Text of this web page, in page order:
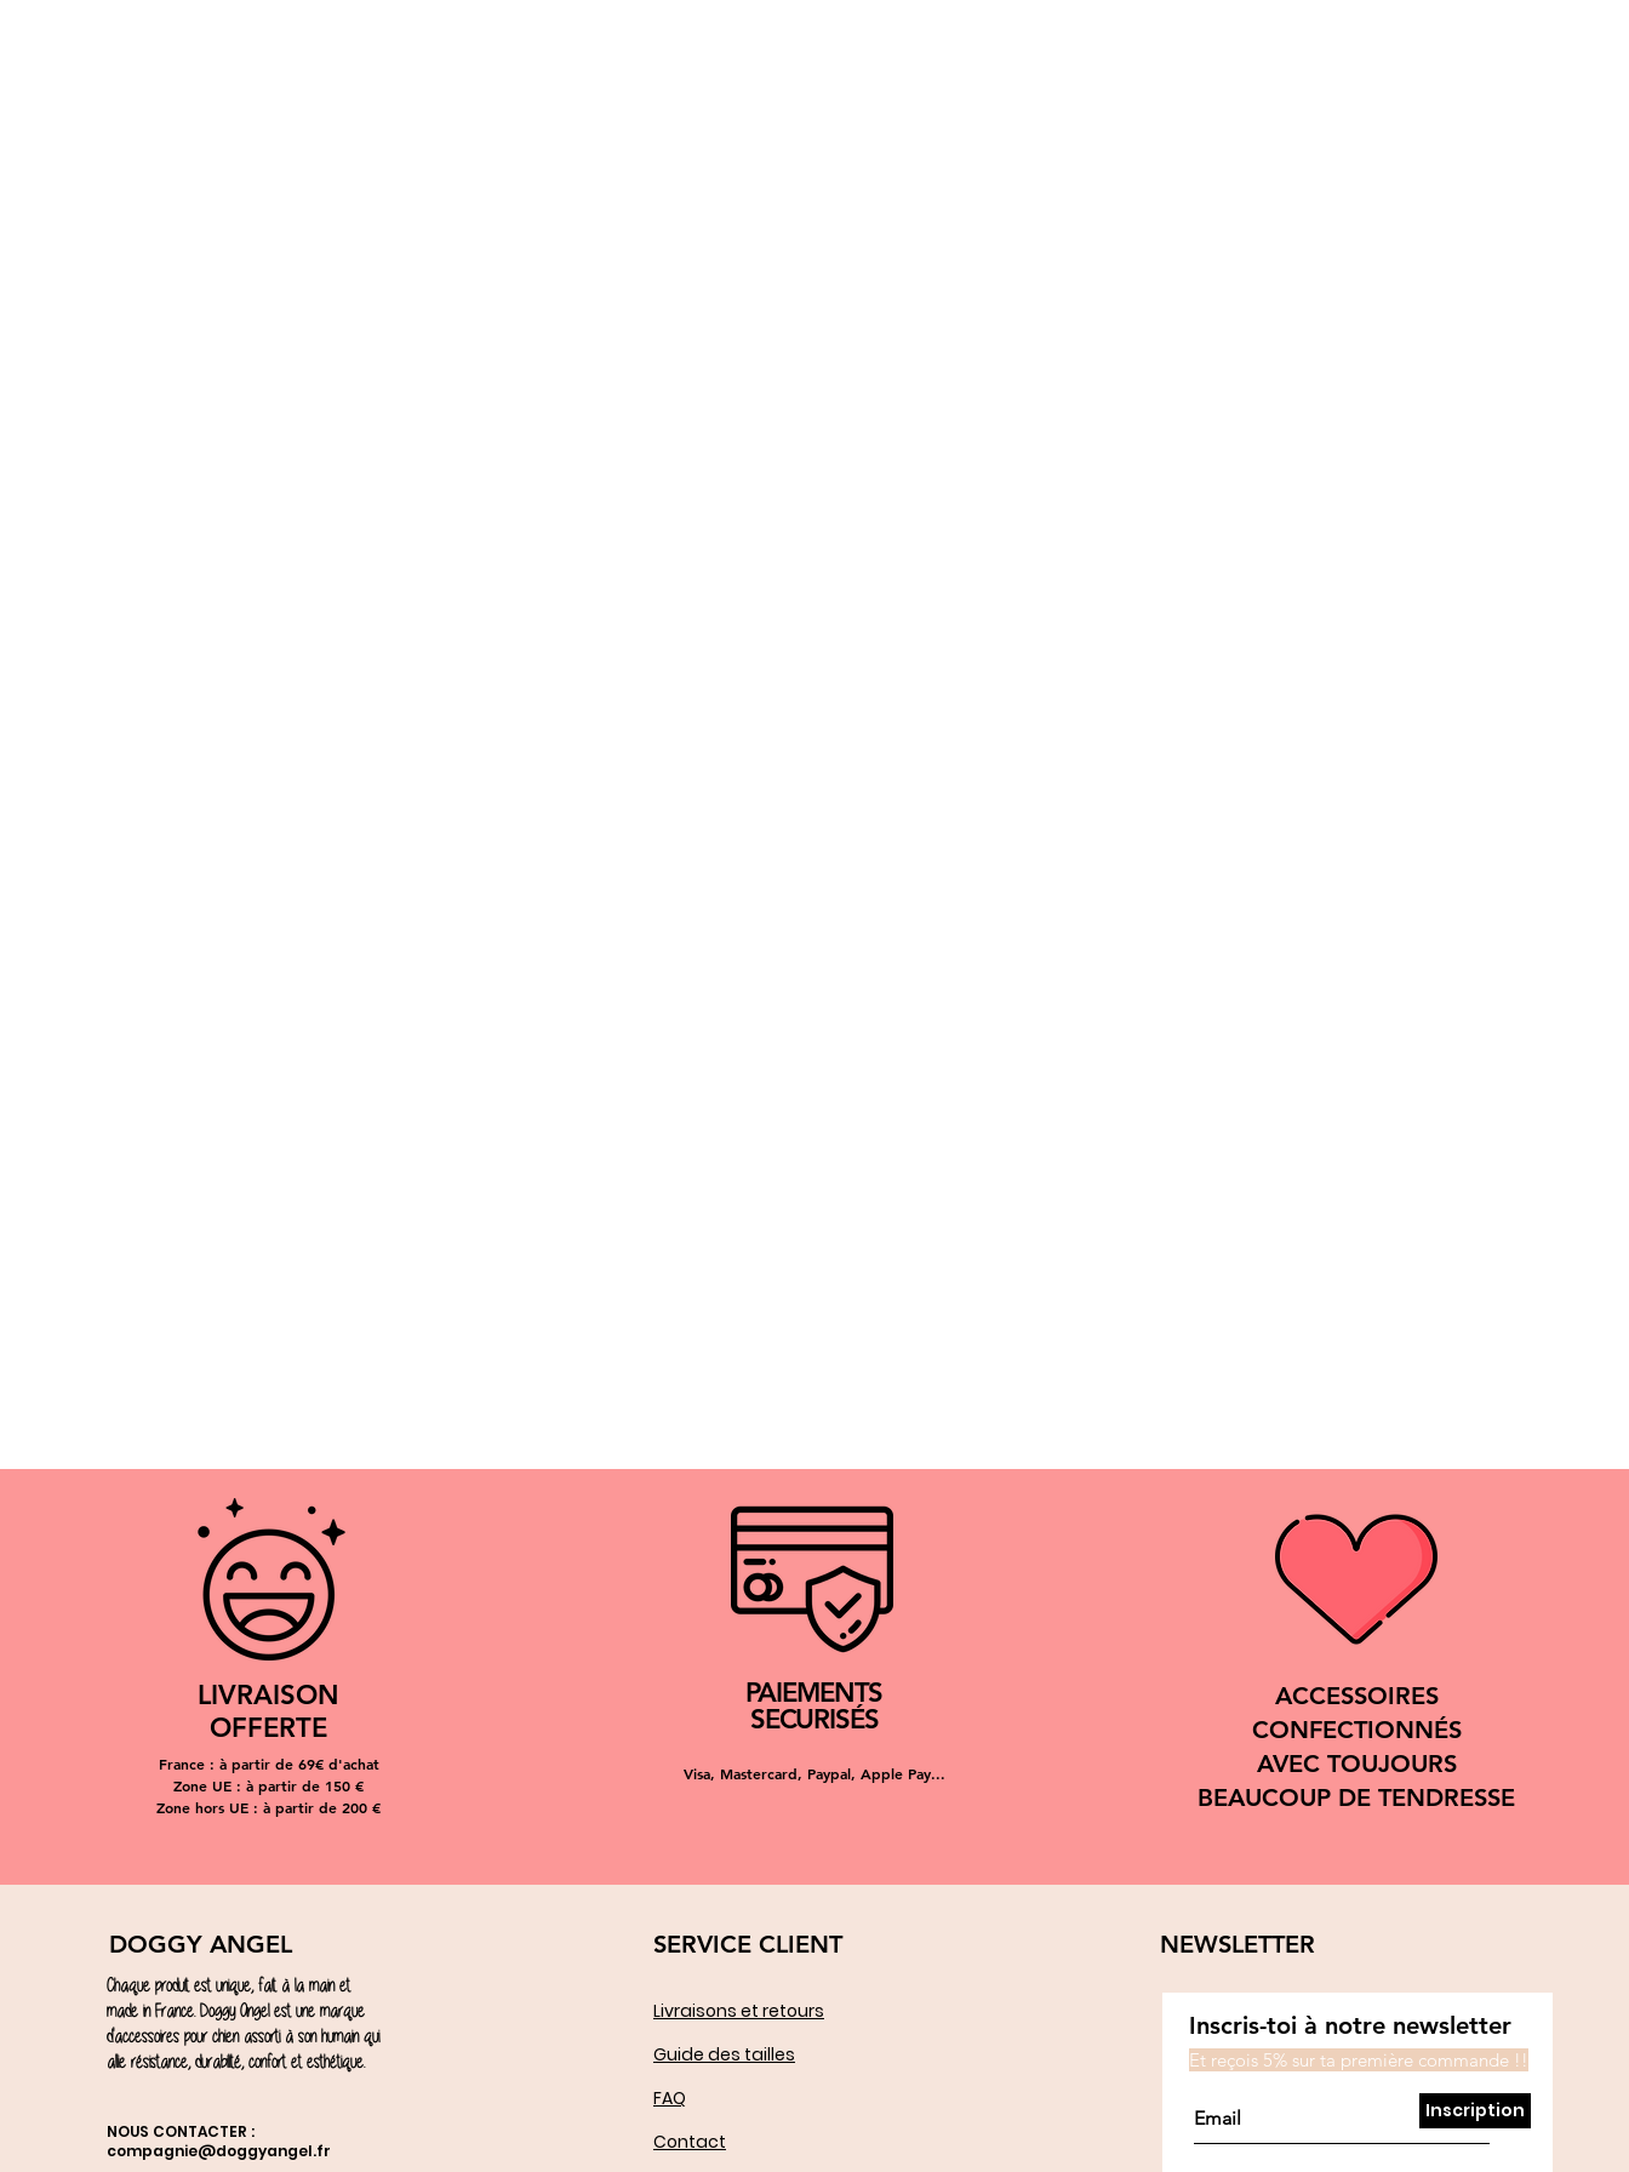
LIVRAISON
OFFERTE
France : à partir de 69€ d'achat
Zone UE : à partir de 150 €
Zone hors UE : à partir de 200 €
PAIEMENTS
SECURISÉS
Visa, Mastercard, Paypal, Apple Pay...
ACCESSOIRES
CONFECTIONNÉS
AVEC TOUJOURS
BEAUCOUP DE TENDRESSE
DOGGY ANGEL
Chaque produit est unique, fait à la main et
made in France. Doggy Angel est une marque
d'accessoires pour chien assorti à son humain qui
allie résistance, durabilité, confort et esthétique.
NOUS CONTACTER :
compagnie@doggyangel.fr
SERVICE CLIENT
Livraisons et retours
Guide des tailles
FAQ
Contact
NEWSLETTER
Inscris-toi à notre newsletter
Et reçois 5% sur ta première commande !!
Inscription